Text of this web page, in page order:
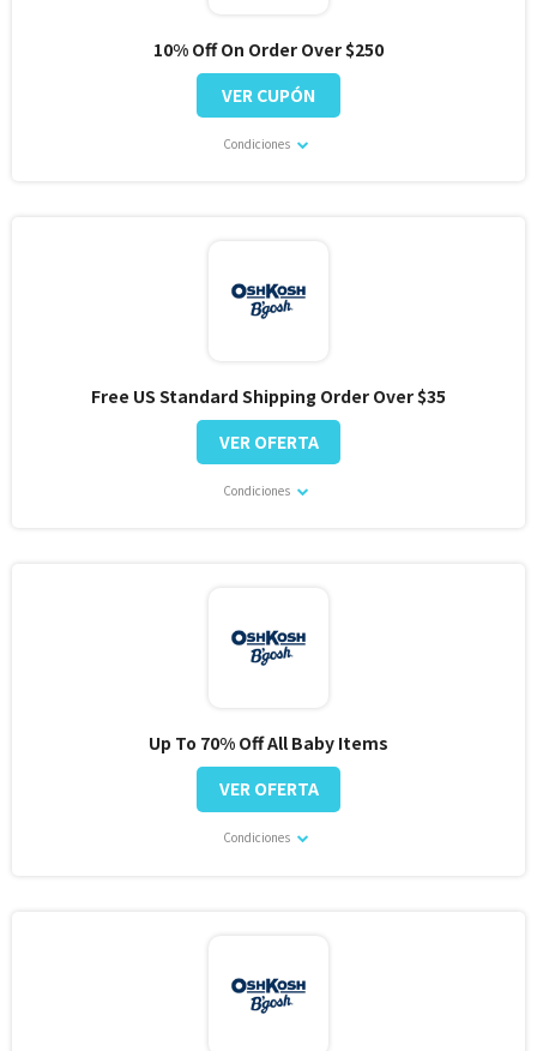
10% Off On Order Over $250
Condiciones
VER CUPÓN
Free US Standard Shipping Order Over $35
Condiciones
VER OFERTA
Up To 70% Off All Baby Items
Condiciones
VER OFERTA